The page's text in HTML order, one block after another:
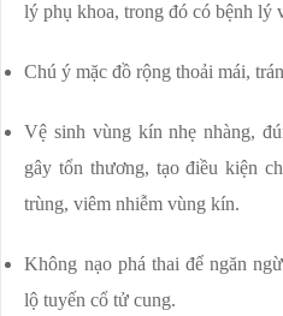
lý phụ khoa, trong đó có bệnh lý
Chú ý mặc đồ rộng thoải mái,
Vệ sinh vùng kín nhẹ nhàng,
gây tổn thương, tạo điều kiện
trùng, viêm nhiễm vùng kín.
Không nạo phá thai để ngăn
lộ tuyến cổ tử cung.